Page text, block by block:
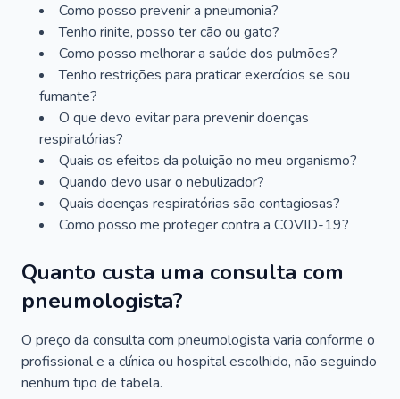
Como posso prevenir a pneumonia?
Tenho rinite, posso ter cão ou gato?
Como posso melhorar a saúde dos pulmões?
Tenho restrições para praticar exercícios se sou
fumante?
O que devo evitar para prevenir doenças
respiratórias?
Quais os efeitos da poluição no meu organismo?
Quando devo usar o nebulizador?
Quais doenças respiratórias são contagiosas?
Como posso me proteger contra a COVID-19?
Quanto custa uma consulta com
pneumologista?
O preço da consulta com pneumologista varia conforme o
profissional e a clínica ou hospital escolhido, não seguindo
nenhum tipo de tabela.